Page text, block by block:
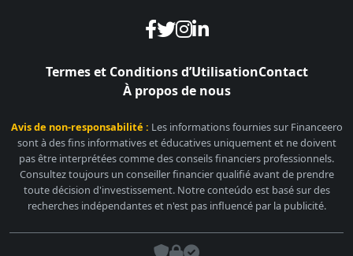
Termes et Conditions d’UtilisationContact
À propos de nous
Avis de non-responsabilité : Les informations fournies sur Financeero
sont à des fins informatives et éducatives uniquement et ne doivent
pas être interprétées comme des conseils financiers professionnels.
Consultez toujours un conseiller financier qualifié avant de prendre
toute décision d'investissement. Notre conteúdo est basé sur des
recherches indépendantes et n'est pas influencé par la publicité.